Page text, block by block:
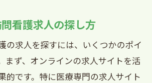
の現状と将来性
の訪問看護の求人トレンド
の分野での新しい取り組み
看護求人の探し方
の求人を探すには、いくつかのポイ
まず、オンラインの求人サイトを活
的です。特に医療専門の求人サイト